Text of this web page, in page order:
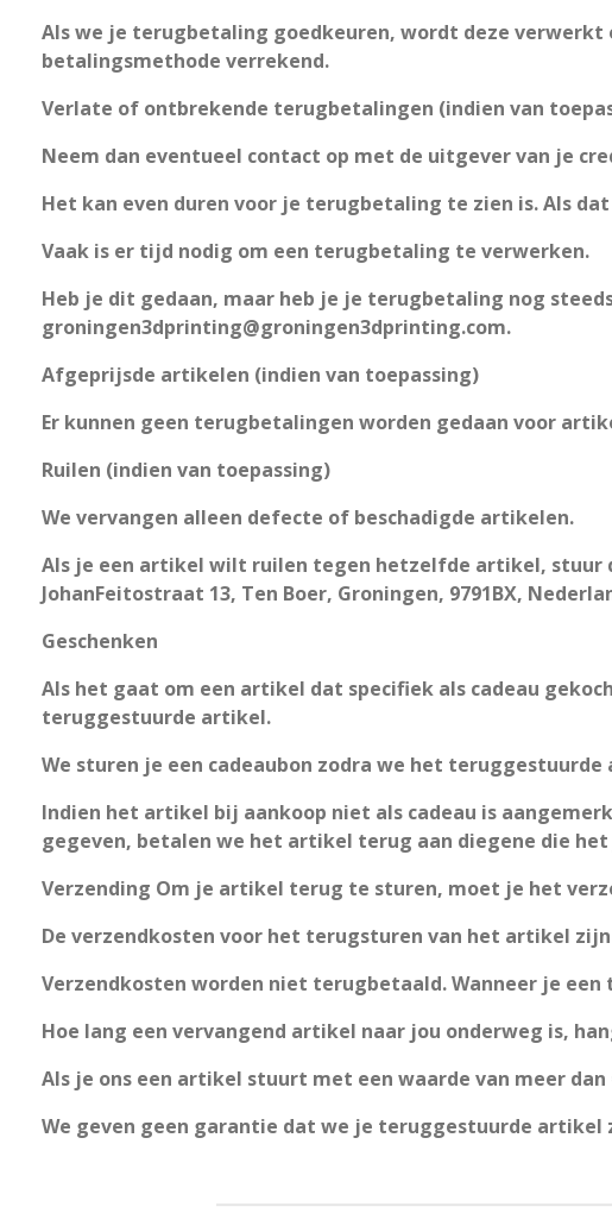
Als we je terugbetaling goedkeuren, wordt deze
betalingsmethode verrekend.
Verlate of ontbrekende terugbetalingen (indien van
Neem dan eventueel contact op met de uitgever van je
Het kan even duren voor je terugbetaling te zien is. Als
Vaak is er tijd nodig om een terugbetaling te verwerken.
Heb je dit gedaan, maar heb je je terugbetaling nog
groningen3dprinting@groningen3dprinting.com.
Afgeprijsde artikelen (indien van toepassing)
Er kunnen geen terugbetalingen worden gedaan voor
Ruilen (indien van toepassing)
We vervangen alleen defecte of beschadigde artikelen.
Als je een artikel wilt ruilen tegen hetzelfde artikel, stuur
JohanFeitostraat 13, Ten Boer, Groningen, 9791BX,
Geschenken
Als het gaat om een artikel dat specifiek als cadeau
teruggestuurde artikel.
We sturen je een cadeaubon zodra we het
Indien het artikel bij aankoop niet als cadeau is
gegeven, betalen we het artikel terug aan diegene die
Verzending Om je artikel terug te sturen, moet je het
De verzendkosten voor het terugsturen van het artikel
Verzendkosten worden niet terugbetaald. Wanneer je
Hoe lang een vervangend artikel naar jou onderweg is,
Als je ons een artikel stuurt met een waarde van meer
We geven geen garantie dat we je teruggestuurde artikel